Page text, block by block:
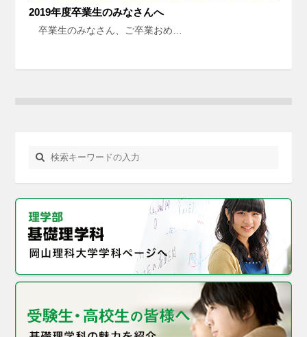
2019年度卒業生のみなさんへ
卒業生のみなさん、ご卒業おめ…